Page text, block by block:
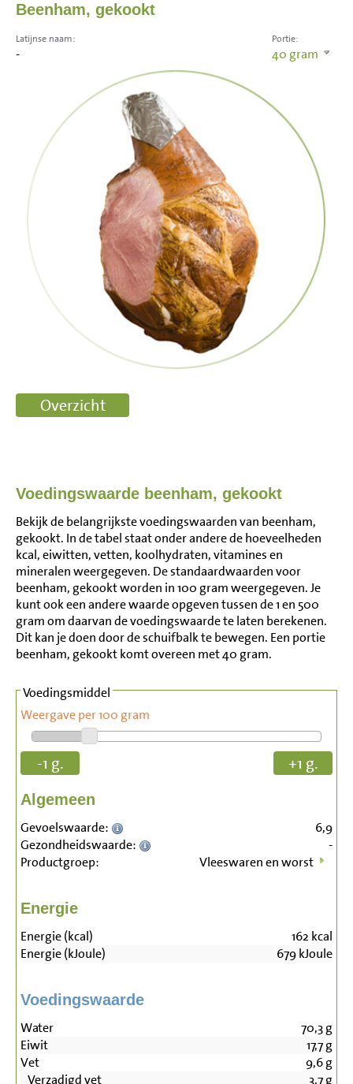
Beenham, gekookt
Portie:
40 gram
Latijnse naam:
-
Voedingswaarde beenham, gekookt
Bekijk de belangrijkste voedingswaarden van beenham,
gekookt. In de tabel staat onder andere de hoeveelheden
kcal, eiwitten, vetten, koolhydraten, vitamines en
mineralen weergegeven. De standaardwaarden voor
beenham, gekookt worden in 100 gram weergegeven. Je
kunt ook een andere waarde opgeven tussen de 1 en 500
gram om daarvan de voedingswaarde te laten berekenen.
Dit kan je doen door de schuifbalk te bewegen. Een portie
beenham, gekookt komt overeen met 40 gram.
Voedingsmiddel
Weergave per 100 gram
-1 g. +1 g.
Algemeen
Gevoelswaarde:
6,9
Gezondheidswaarde:
-
Productgroep:
Vleeswaren en worst
Energie
Energie (kcal) 162 kcal
Energie (kJoule)
679kJoule
Voedingswaarde
Water 70,3g
Eiwit
17,7g
Vet
9,6g
Verzadigd vet
3,7g